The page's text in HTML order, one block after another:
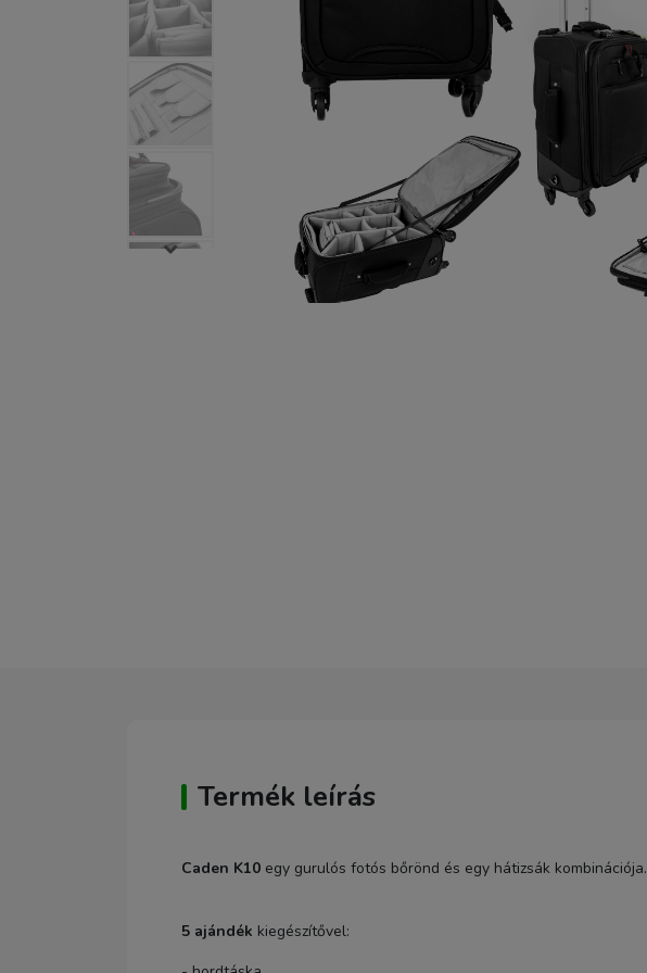
Termék leírás
Caden K10 egy gurulós fotós bőrönd és egy hátizsák kombinációja.
5 ajándék kiegészítővel: